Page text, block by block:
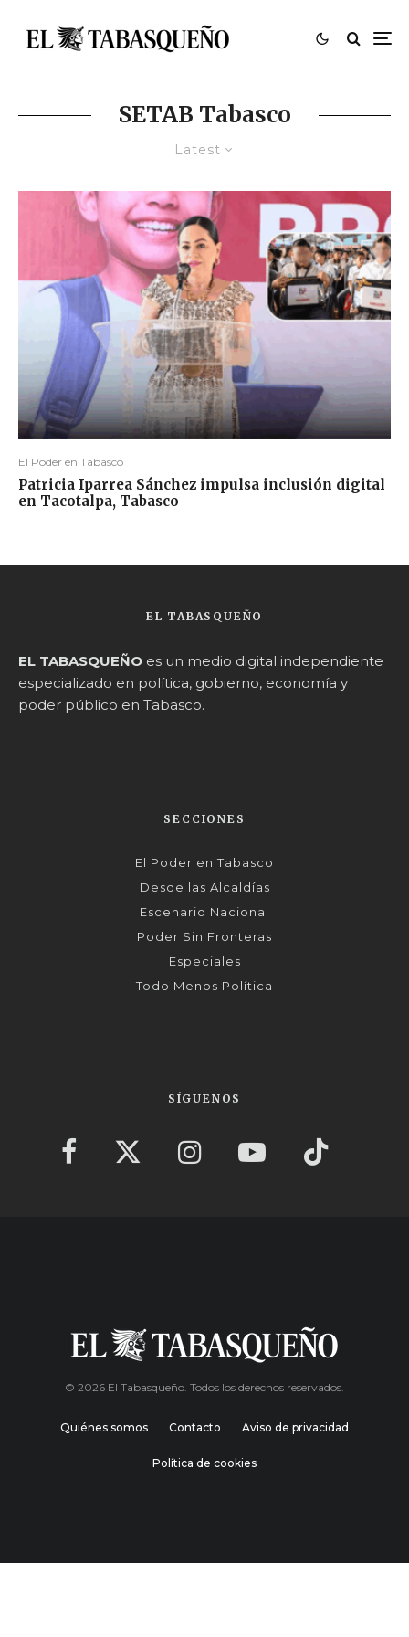
SETAB Tabasco
Latest
El Poder en Tabasco
Patricia Iparrea Sánchez impulsa inclusión digital
en Tacotalpa, Tabasco
EL TABASQUEÑO
EL TABASQUEÑO es un medio digital independiente
especializado en política, gobierno, economía y
poder público en Tabasco.
SECCIONES
El Poder en Tabasco
Desde las Alcaldías
Escenario Nacional
Poder Sin Fronteras
Especiales
Todo Menos Política
SÍGUENOS
© 2026 El Tabasqueño. Todos los derechos reservados.
Quiénes somos Contacto Aviso de privacidad
Política de cookies